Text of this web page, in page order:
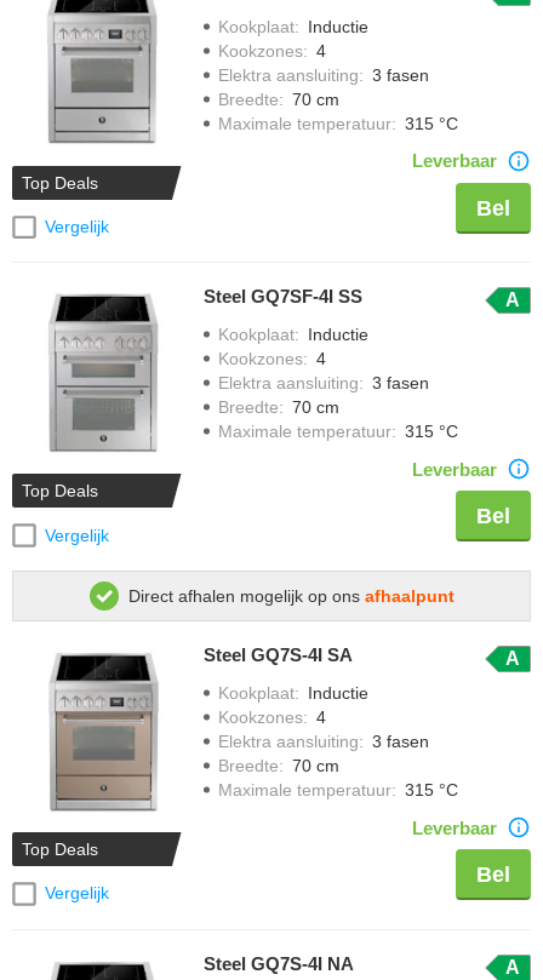
Top Deals
Vergelijk
Kookplaat: Inductie
Kookzones: 4
Elektra aansluiting: 3 fasen
Breedte: 70 cm
Maximale temperatuur: 315 °C
Leverbaar
Bel
Top Deals
Vergelijk
Steel GQ7SF-4I SS A
Kookplaat: Inductie
Kookzones: 4
Elektra aansluiting: 3 fasen
Breedte: 70 cm
Maximale temperatuur: 315 °C
Leverbaar
Bel
Direct afhalen mogelijk op ons afhaalpunt
Top Deals
Vergelijk
Steel GQ7S-4I SA A
Kookplaat: Inductie
Kookzones: 4
Elektra aansluiting: 3 fasen
Breedte: 70 cm
Maximale temperatuur: 315 °C
Leverbaar
Bel
Steel GQ7S-4I NA A